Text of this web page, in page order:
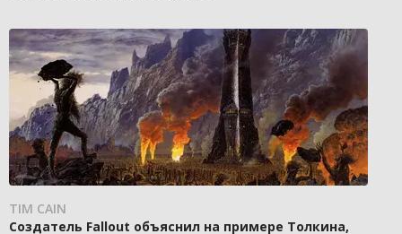
TIM CAIN
Создатель Fallout объяснил на примере Толкина,